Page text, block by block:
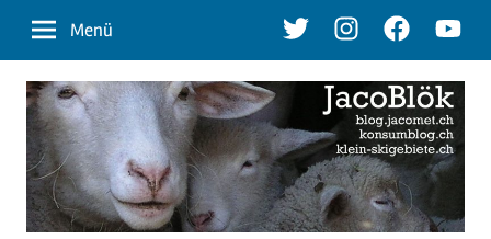
Inhalt
TwitterInstagramFacebook
Menü